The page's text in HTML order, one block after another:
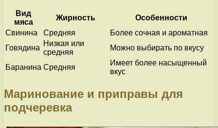
Вид
мяса
Жирность
Особенности
Свинина
Средняя
Более сочная и ароматная
Говядина
Низкая или
средняя
Можно выбирать по вкусу
Баранина Средняя
Имеет более насыщенный
вкус
Маринование и приправы для
подчеревка